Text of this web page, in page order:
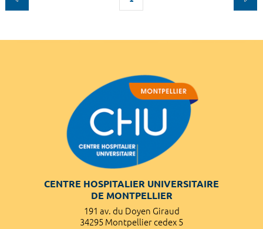
CENTRE HOSPITALIER UNIVERSITAIRE
DE MONTPELLIER
191 av. du Doyen Giraud
34295 Montpellier cedex 5